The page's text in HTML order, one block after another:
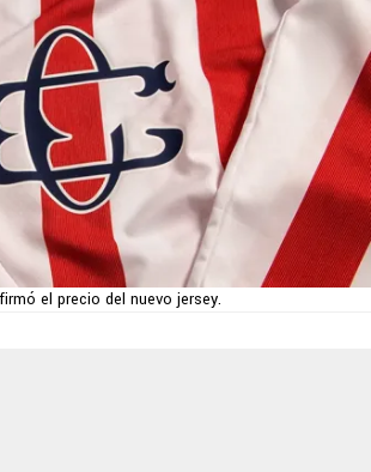
el precio del nuevo jersey.